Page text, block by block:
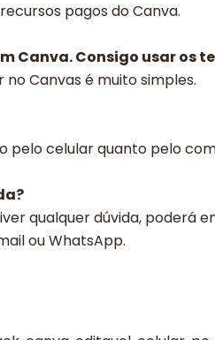
pagos do Canva.
Canva. Consigo usar os
Canvas é muito simples.
pelo celular quanto pelo
qualquer dúvida, poderá
ou WhatsApp.